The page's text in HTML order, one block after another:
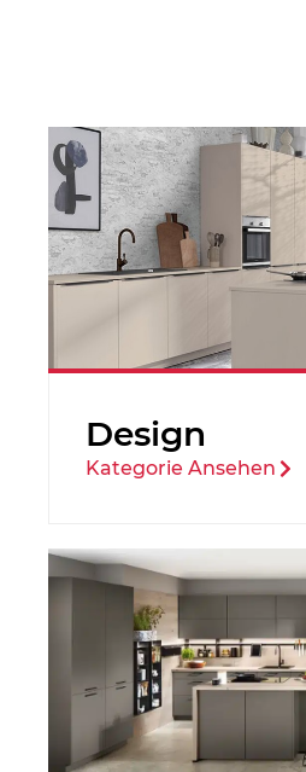
Design
Kategorie Ansehen